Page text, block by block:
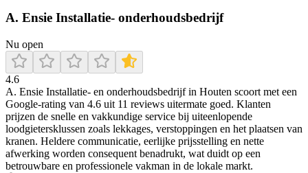
A. Ensie Installatie- onderhoudsbedrijf
Nu open
4.6
A. Ensie Installatie- en onderhoudsbedrijf in Houten scoort met een
Google-rating van 4.6 uit 11 reviews uitermate goed. Klanten
prijzen de snelle en vakkundige service bij uiteenlopende
loodgietersklussen zoals lekkages, verstoppingen en het plaatsen van
kranen. Heldere communicatie, eerlijke prijsstelling en nette
afwerking worden consequent benadrukt, wat duidt op een
betrouwbare en professionele vakman in de lokale markt.